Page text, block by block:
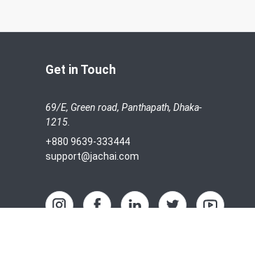
Get in Touch
69/E, Green road, Panthapath, Dhaka-
1215.
+880 9639-333444
support@jachai.com